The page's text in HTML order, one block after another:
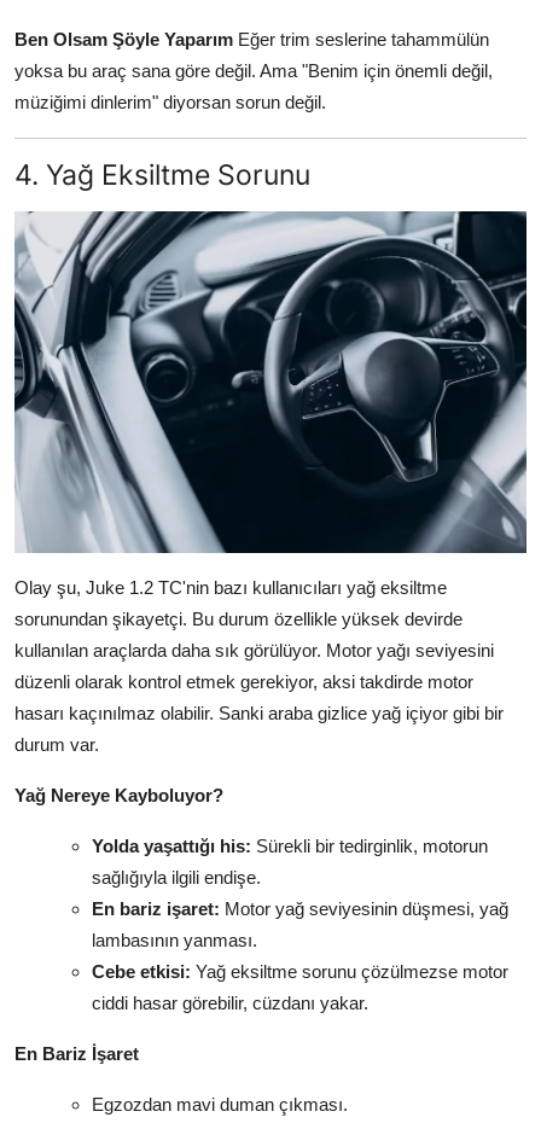
Ben Olsam Şöyle Yaparım Eğer trim seslerine tahammülün
yoksa bu araç sana göre değil. Ama "Benim için önemli değil,
müziğimi dinlerim" diyorsan sorun değil.
4. Yağ Eksiltme Sorunu
Olay şu, Juke 1.2 TC'nin bazı kullanıcıları yağ eksiltme
sorunundan şikayetçi. Bu durum özellikle yüksek devirde
kullanılan araçlarda daha sık görülüyor. Motor yağı seviyesini
düzenli olarak kontrol etmek gerekiyor, aksi takdirde motor
hasarı kaçınılmaz olabilir. Sanki araba gizlice yağ içiyor gibi bir
durum var.
Yağ Nereye Kayboluyor?
Yolda yaşattığı his: Sürekli bir tedirginlik, motorun
sağlığıyla ilgili endişe.
En bariz işaret: Motor yağ seviyesinin düşmesi, yağ
lambasının yanması.
Cebe etkisi: Yağ eksiltme sorunu çözülmezse motor
ciddi hasar görebilir, cüzdanı yakar.
En Bariz İşaret
Egzozdan mavi duman çıkması.